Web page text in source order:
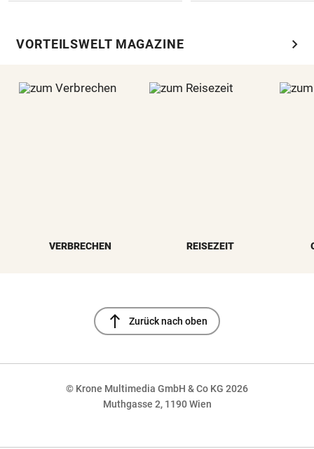
VORTEILSWELT MAGAZINE chevron_right
VERBRECHEN REISEZEIT
north Zurück nach oben
© Krone Multimedia GmbH & Co KG 2026
Muthgasse 2, 1190 Wien